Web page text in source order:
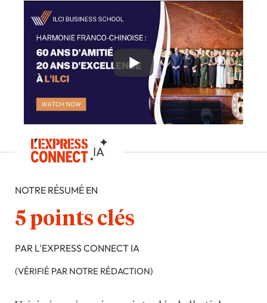
NOTRE RÉSUMÉ EN
5 points clés
PAR L'EXPRESS CONNECT IA
(VÉRIFIÉ PAR NOTRE RÉDACTION)